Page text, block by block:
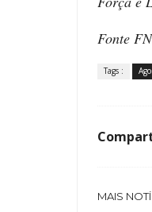
Fonte
Tags :
MAIS